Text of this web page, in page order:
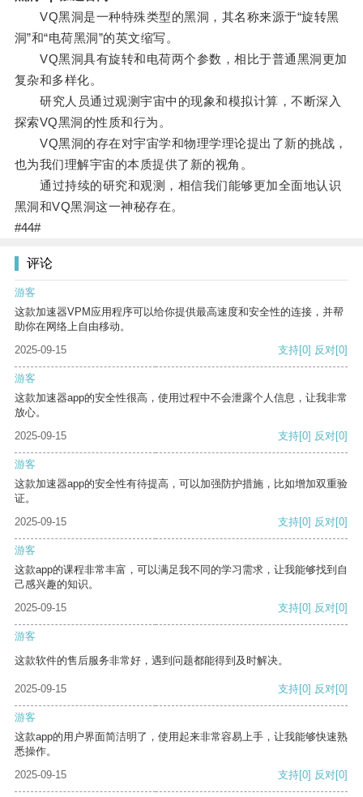
VQ黑洞是一种特殊类型的黑洞，其名称来源于“旋转黑
洞”和“电荷黑洞”的英文缩写。
VQ黑洞具有旋转和电荷两个参数，相比于普通黑洞更加
复杂和多样化。
研究人员通过观测宇宙中的现象和模拟计算，不断深入
探索VQ黑洞的性质和行为。
VQ黑洞的存在对宇宙学和物理学理论提出了新的挑战，
也为我们理解宇宙的本质提供了新的视角。
通过持续的研究和观测，相信我们能够更加全面地认识
黑洞和VQ黑洞这一神秘存在。
#44#
评论
游客
这款加速器VPM应用程序可以给你提供最高速度和安全性的连接，并帮
助你在网络上自由移动。
2025-09-15
支持[0] 反对[0]
游客
这款加速器app的安全性很高，使用过程中不会泄露个人信息，让我非常
放心。
2025-09-15
支持[0] 反对[0]
游客
这款加速器app的安全性有待提高，可以加强防护措施，比如增加双重验
证。
2025-09-15
支持[0] 反对[0]
游客
这款app的课程非常丰富，可以满足我不同的学习需求，让我能够找到自
己感兴趣的知识。
2025-09-15
支持[0] 反对[0]
游客
这款软件的售后服务非常好，遇到问题都能得到及时解决。
2025-09-15 支持[0] 反对[0]
游客
这款app的用户界面简洁明了，使用起来非常容易上手，让我能够快速熟
悉操作。
2025-09-15
支持[0] 反对[0]